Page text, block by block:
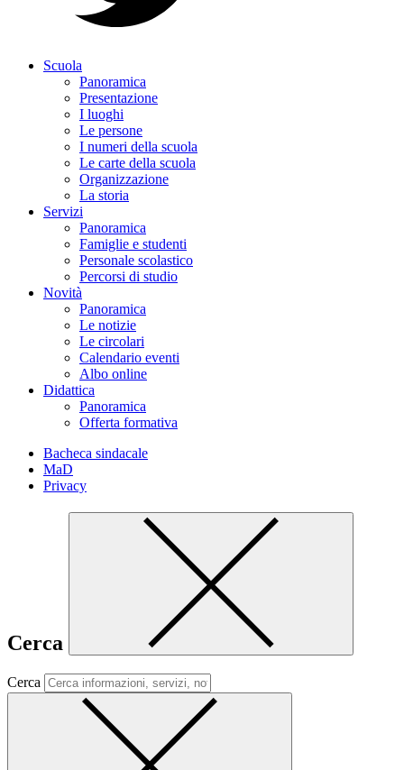
Scuola
Panoramica
Presentazione
I luoghi
Le persone
I numeri della scuola
Le carte della scuola
Organizzazione
La storia
Servizi
Panoramica
Famiglie e studenti
Personale scolastico
Percorsi di studio
Novità
Panoramica
Le notizie
Le circolari
Calendario eventi
Albo online
Didattica
Panoramica
Offerta formativa
Bacheca sindacale
MaD
Privacy
Cerca
Cerca